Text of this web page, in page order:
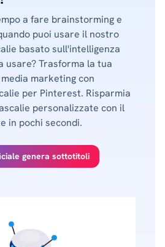
a fare brainstorming e
puoi usare il nostro
basato sull'intelligenza
usare? Trasforma la tua
marketing con
per Pinterest. Risparmia
personalizzate con il
in pochi secondi.
genera sottotitoli